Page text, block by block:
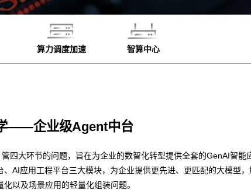
算力调度加速 智算中心
——企业级Agent中台
四大环节的问题，旨在为企业的数智化转型提供全套的GenAI智能
AI应用工程平台三大模块，为企业提供更先进、更匹配的大模型，
以及场景应用的轻量化组装问题。